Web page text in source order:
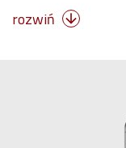
rozwiń 